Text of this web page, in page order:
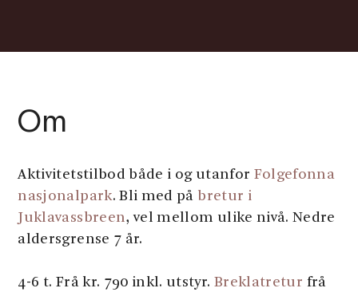
Om
Aktivitetstilbod både i og utanfor Folgefonna
nasjonalpark. Bli med på bretur i
Juklavassbreen, vel mellom ulike nivå. Nedre
aldersgrense 7 år.
4-6 t. Frå kr. 790 inkl. utstyr. Breklatretur frå